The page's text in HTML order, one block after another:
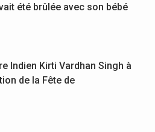
été brûlée avec son bébé
Indien Kirti Vardhan Singh à
de la Fête de